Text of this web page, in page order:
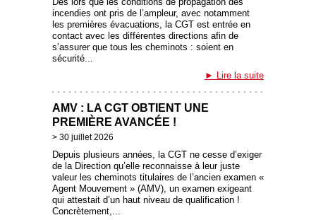
incendies ont pris de l’ampleur, avec notamment
les premières évacuations, la CGT est entrée en
contact avec les différentes directions afin de
s’assurer que tous les cheminots : soient en
sécurité...
Lire la suite
AMV : LA CGT OBTIENT UNE
PREMIÈRE AVANCÉE !
30 juillet 2026
Depuis plusieurs années, la CGT ne cesse d’exiger
de la Direction qu’elle reconnaisse à leur juste
valeur les cheminots titulaires de l’ancien examen «
Agent Mouvement » (AMV), un examen exigeant
qui attestait d’un haut niveau de qualification !
Concrètement,...